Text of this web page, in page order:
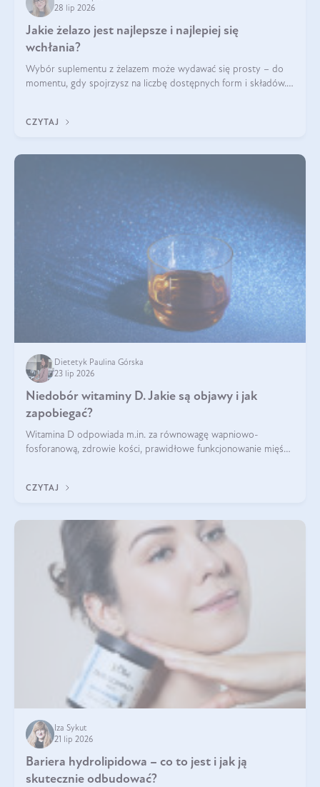
28 lip 2026
Jakie żelazo jest najlepsze i najlepiej się
wchłania?
Wybór suplementu z żelazem może wydawać się prosty – do
momentu, gdy spojrzysz na liczbę dostępnych form i składów.
zawierać suplement?
CZYTAJ
Dietetyk Paulina Górska
23 lip 2026
Niedobór witaminy D. Jakie są objawy i jak
zapobiegać?
Witamina D odpowiada m.in. za równowagę wapniowo-
fosforanową, zdrowie kości, prawidłowe funkcjonowanie mięśni
problemem.
CZYTAJ
Iza Sykut
21 lip 2026
Bariera hydrolipidowa – co to jest i jak ją
skutecznie odbudować?